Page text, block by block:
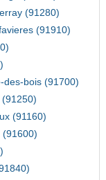
(91280)
(91910)
des-bois (91700)
(91160)
(91600)